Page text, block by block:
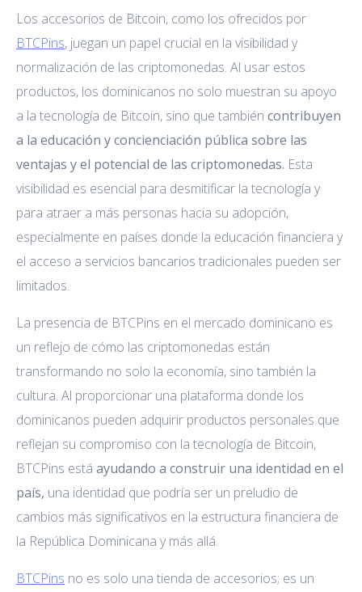
Los accesorios de Bitcoin, como los ofrecidos por
BTCPins, juegan un papel crucial en la visibilidad y
normalización de las criptomonedas. Al usar estos
productos, los dominicanos no solo muestran su apoyo
a la tecnología de Bitcoin, sino que también contribuyen
a la educación y concienciación pública sobre las
ventajas y el potencial de las criptomonedas. Esta
visibilidad es esencial para desmitificar la tecnología y
para atraer a más personas hacia su adopción,
especialmente en países donde la educación financiera y
el acceso a servicios bancarios tradicionales pueden ser
limitados.
La presencia de BTCPins en el mercado dominicano es
un reflejo de cómo las criptomonedas están
transformando no solo la economía, sino también la
cultura. Al proporcionar una plataforma donde los
dominicanos pueden adquirir productos personales que
reflejan su compromiso con la tecnología de Bitcoin,
BTCPins está ayudando a construir una identidad en el
país, una identidad que podría ser un preludio de
cambios más significativos en la estructura financiera de
la República Dominicana y más allá.
BTCPins no es solo una tienda de accesorios; es un